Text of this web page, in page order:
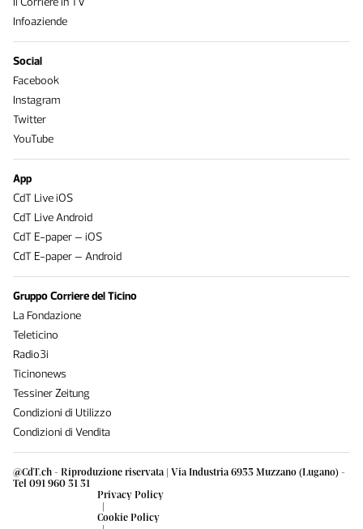
@CdT.ch - Riproduzione riservata | Via Industria 6933 Muzzano (Lugano) -
Tel 091 960 31 31
Privacy Policy
|
Cookie Policy
Infoaziende
Social
Facebook
Instagram
Twitter
YouTube
App
CdT Live iOS
CdT Live Android
CdT E-paper – iOS
CdT E-paper – Android
Gruppo Corriere del Ticino
La Fondazione
Teleticino
Radio3i
Ticinonews
Tessiner Zeitung
Condizioni di Utilizzo
Condizioni di Vendita